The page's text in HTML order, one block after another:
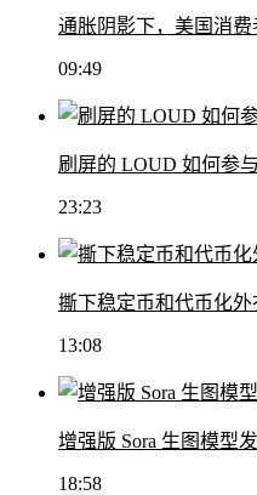
通胀阴影下，美国消
09:49
刷屏的 LOUD 如何参与
23:23
撕下稳定币和代币化
13:08
增强版 Sora 生图模型
18:58